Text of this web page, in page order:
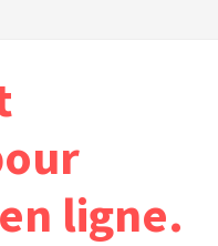
ligne.